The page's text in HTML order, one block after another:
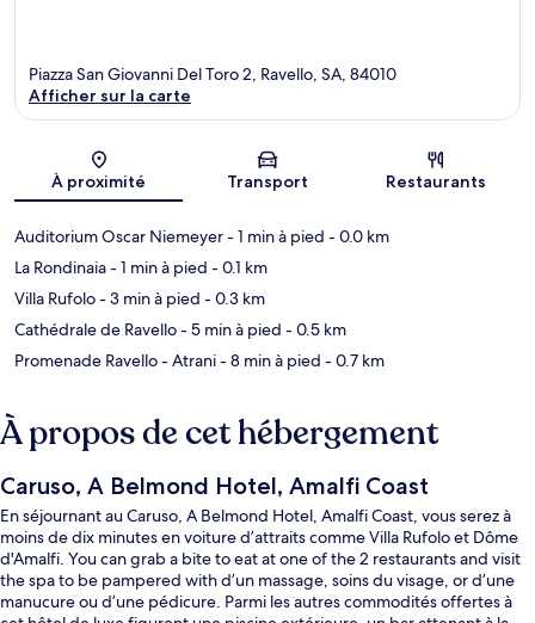
Carte
Piazza San Giovanni Del Toro 2, Ravello, SA, 84010
Afficher sur la carte
À proximité Transport Restaurants
Auditorium Oscar Niemeyer- 1 min à pied - 0.0 km
La Rondinaia- 1 min à pied - 0.1 km
Villa Rufolo- 3 min à pied - 0.3 km
Cathédrale de Ravello- 5 min à pied - 0.5 km
Promenade Ravello - Atrani- 8 min à pied - 0.7 km
À propos de cet hébergement
Caruso, A Belmond Hotel, Amalfi Coast
En séjournant au Caruso, A Belmond Hotel, Amalfi Coast, vous serez à
moins de dix minutes en voiture d’attraits comme Villa Rufolo et Dôme
d'Amalfi. You can grab a bite to eat at one of the 2 restaurants and visit
the spa to be pampered with d’un massage, soins du visage, or d’une
manucure ou d’une pédicure. Parmi les autres commodités offertes à